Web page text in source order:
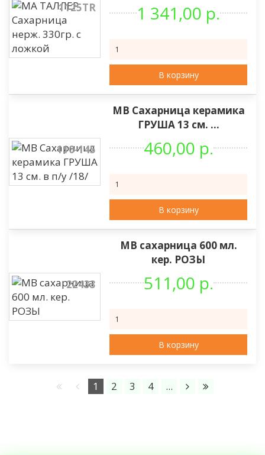
1125TR 1 341,00 р.
В корзину
110-145
МВ Сахарница керамика
ГРУША 13 см. ...
460,00 р.
В корзину
22433
МВ сахарница 600 мл.
кер. РОЗЫ
511,00 р.
В корзину
1 2 3 4 ...